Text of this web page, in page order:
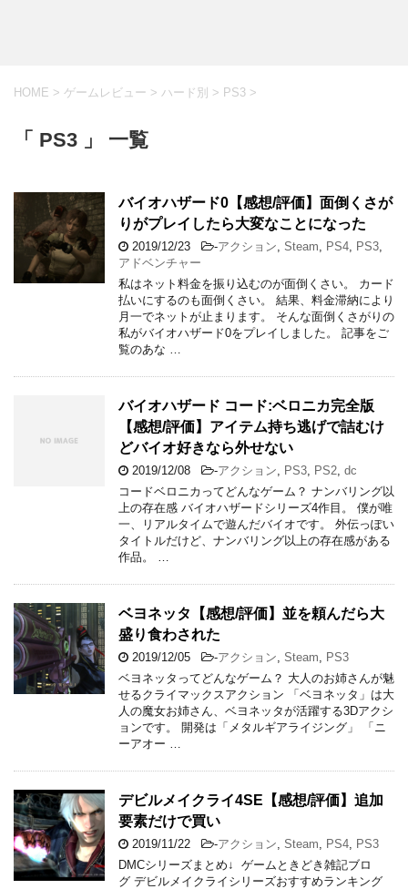
HOME > ゲームレビュー > ハード別 > PS3 >
「 PS3 」 一覧
バイオハザード0【感想/評価】面倒くさが
りがプレイしたら大変なことになった
2019/12/23 -アクション Steam PS4 PS3
アドベンチャー
私はネット料金を振り込むのが面倒くさい。 カード
払いにするのも面倒くさい。 結果、料金滞納により
月一でネットが止まります。 そんな面倒くさがりの
私がバイオハザード0をプレイしました。 記事をご
覧のあな …
バイオハザード コード:ベロニカ完全版
【感想/評価】アイテム持ち逃げで詰むけ
どバイオ好きなら外せない
2019/12/08 -アクション PS3 PS2 dc
コードベロニカってどんなゲーム？ ナンバリング以
上の存在感 バイオハザードシリーズ4作目。 僕が唯
一、リアルタイムで遊んだバイオです。 外伝っぽい
タイトルだけど、ナンバリング以上の存在感がある
作品。 …
ベヨネッタ【感想/評価】並を頼んだら大
盛り食わされた
2019/12/05 -アクション Steam
PS3
ベヨネッタってどんなゲーム？ 大人のお姉さんが魅
せるクライマックスアクション 「ベヨネッタ」は大
人の魔女お姉さん、ベヨネッタが活躍する3Dアクシ
ョンです。 開発は「メタルギアライジング」 「ニ
ーアオー …
デビルメイクライ4SE【感想/評価】追加
要素だけで買い
2019/11/22 -アクション Steam PS4 PS3
DMCシリーズまとめ↓ ゲームときどき雑記ブロ
グ デビルメイクライシリーズおすすめランキング